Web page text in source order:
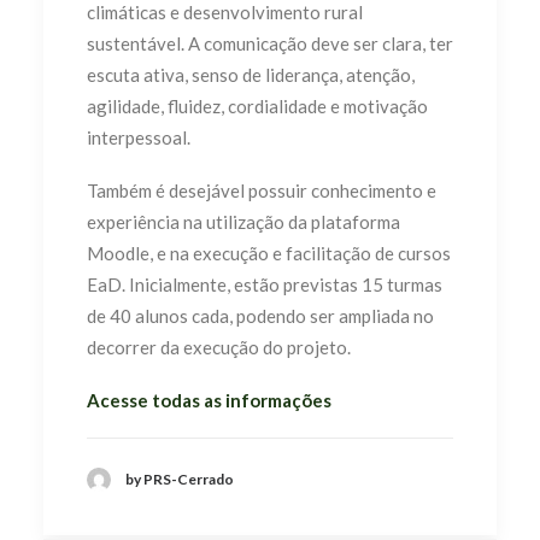
climáticas e desenvolvimento rural
sustentável. A comunicação deve ser clara, ter
escuta ativa, senso de liderança, atenção,
agilidade, fluidez, cordialidade e motivação
interpessoal.
Também é desejável possuir conhecimento e
experiência na utilização da plataforma
Moodle, e na execução e facilitação de cursos
EaD. Inicialmente, estão previstas 15 turmas
de 40 alunos cada, podendo ser ampliada no
decorrer da execução do projeto.
Acesse todas as informações
by PRS-Cerrado